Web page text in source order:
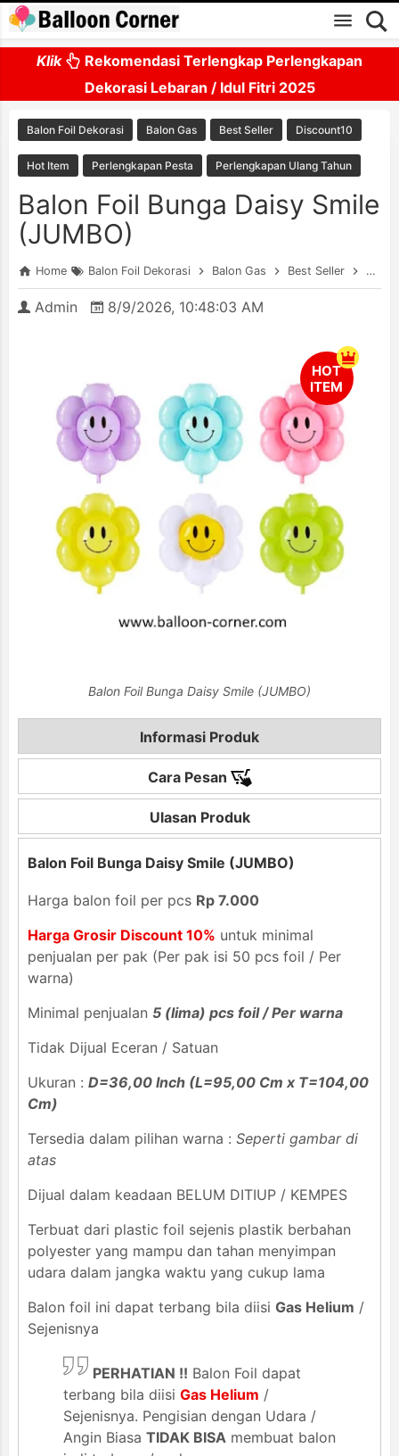
Skip to main content
Klik
Rekomendasi Terlengkap Perlengkapan
Dekorasi Lebaran / Idul Fitri 2025
Balon Foil Dekorasi Balon Gas Best Seller Discount10
Hot Item Perlengkapan Pesta Perlengkapan Ulang Tahun
Balon Foil Bunga Daisy Smile
(JUMBO)
Home Balon Foil Dekorasi Balon Gas Best Seller
Admin 8/9/2026, 10:48:03 AM
Balon Foil Bunga Daisy Smile (JUMBO)
Informasi Produk
Balon Foil Bunga Daisy Smile (JUMBO)
Harga balon foil per pcs Rp 7.000
Harga Grosir Discount 10% untuk minimal
penjualan per pak (Per pak isi 50 pcs foil / Per
warna)
Minimal penjualan 5 (lima) pcs foil / Per warna
Tidak Dijual Eceran / Satuan
Ukuran : D=36,00 Inch (L=95,00 Cm x T=104,00
Cm)
Tersedia dalam pilihan warna : Seperti gambar di
atas
Dijual dalam keadaan BELUM DITIUP / KEMPES
Terbuat dari plastic foil sejenis plastik berbahan
polyester yang mampu dan tahan menyimpan
udara dalam jangka waktu yang cukup lama
Balon foil ini dapat terbang bila diisi Gas Helium /
Sejenisnya
PERHATIAN !! Balon Foil dapat
terbang bila diisi Gas Helium /
Sejenisnya. Pengisian dengan Udara /
Angin Biasa TIDAK BISA membuat balon
Cara Pesan
Ulasan Produk